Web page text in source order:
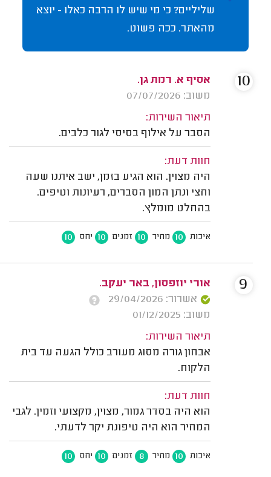
שליליים? כי מי שיש לו הרבה כאלו - יוצא
מהאתר. ככה פשוט.
אסיף א. רמת גן.
משוב: 07/07/2026
תיאור השירות:
הסבר על אילוף בסיסי לגור כלבים.
חוות דעת:
היה מצוין. הוא הגיע בזמן, ישב איתנו שעה
וחצי ונתן המון הסברים, רעיונות וטיפים.
בהחלט מומלץ.
איכות 10 מחיר 10 זמנים 10 יחס 10
10
אורי יוזפסון, באר יעקב.
אשרור: 29/04/2026
משוב: 01/12/2025
תיאור השירות:
אבחון גורה מסוג מעורב כולל הגעה עד בית
הלקוח.
חוות דעת:
הוא היה בסדר גמור, מצוין, מקצועי וזמין. לגבי
המחיר הוא היה טיפונת יקר לדעתי.
איכות 10 מחיר 8 זמנים 10 יחס 10
9